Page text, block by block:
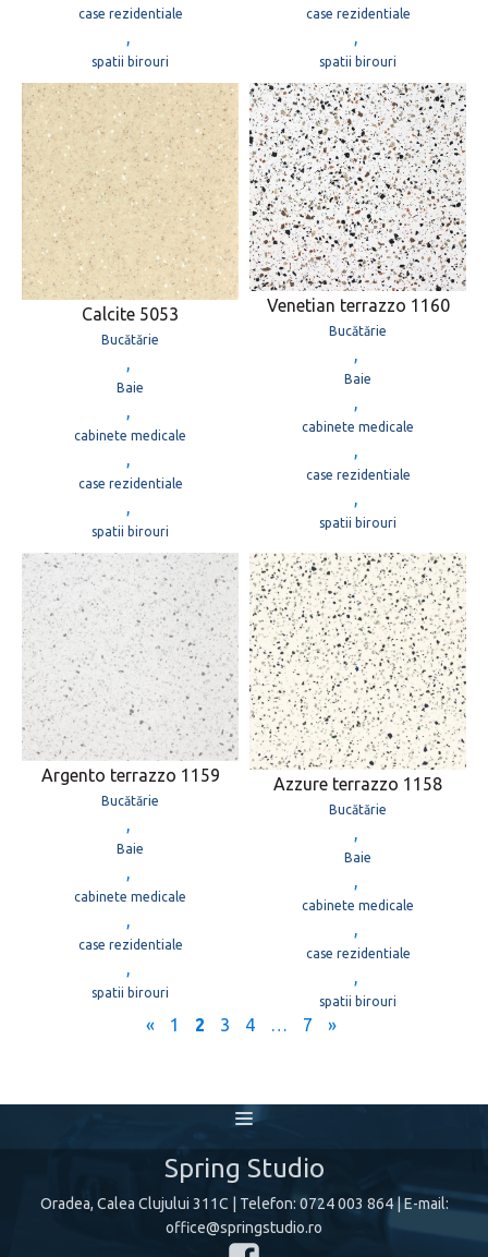
case rezidentiale
,
spatii birouri
case rezidentiale
,
spatii birouri
Calcite 5053
Bucătărie
,
Baie
,
cabinete medicale
,
case rezidentiale
,
spatii birouri
Venetian terrazzo 1160
Bucătărie
,
Baie
,
cabinete medicale
,
case rezidentiale
,
spatii birouri
Argento terrazzo 1159
Bucătărie
,
Baie
,
cabinete medicale
,
case rezidentiale
,
spatii birouri
Azzure terrazzo 1158
Bucătărie
,
Baie
,
cabinete medicale
,
case rezidentiale
,
spatii birouri
« 1 2 3 4 … 7 »
Spring Studio
Oradea, Calea Clujului 311C | Telefon: 0724 003 864| E-mail:
office@springstudio.ro